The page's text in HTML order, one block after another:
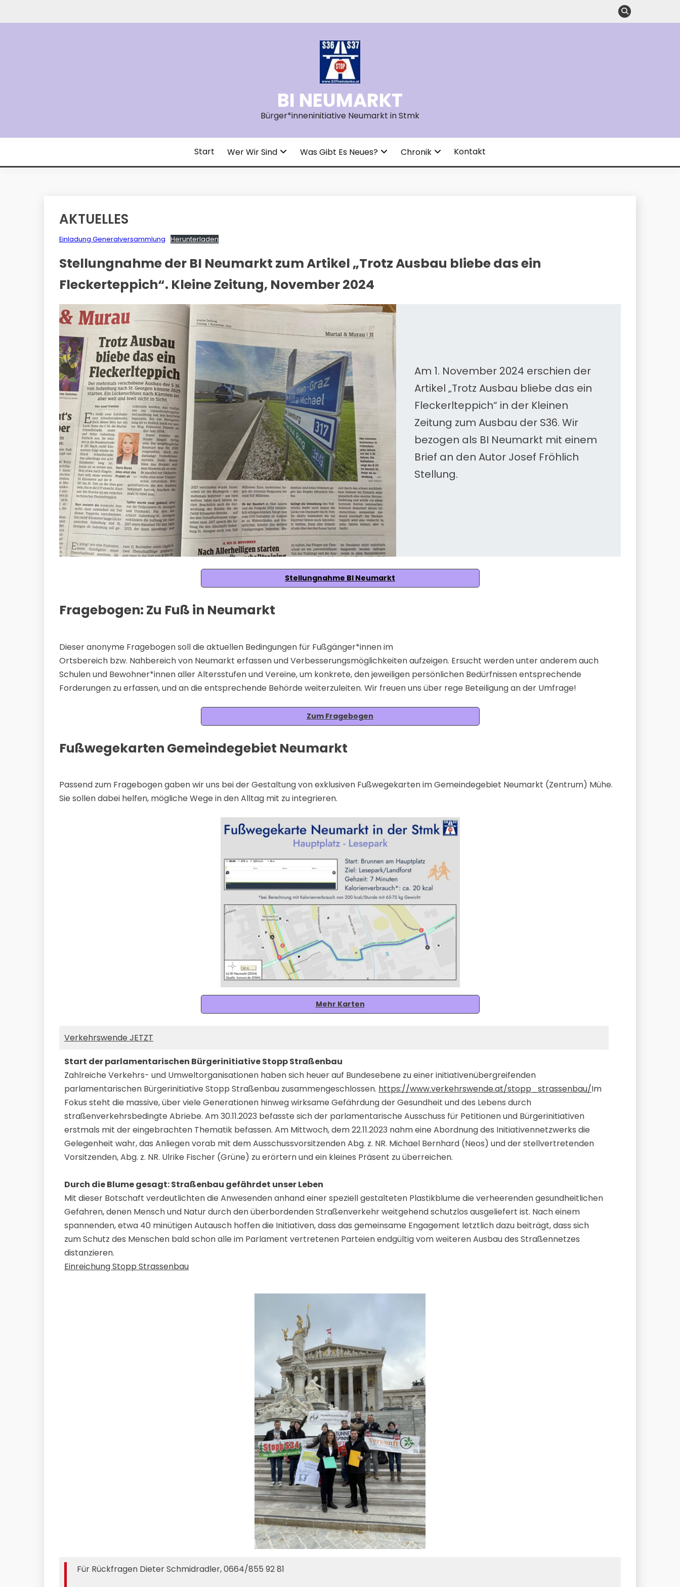
BI NEUMARKT
Bürger*inneninitiative Neumarkt in Stmk
Start Wer Wir Sind Was Gibt Es Neues? Chronik Kontakt
AKTUELLES
Einladung Generalversammlung Herunterladen
Stellungnahme der BI Neumarkt zum Artikel „Trotz Ausbau bliebe das ein
Fleckerteppich“. Kleine Zeitung, November 2024
Am 1. November 2024 erschien der
Artikel „Trotz Ausbau bliebe das ein
Fleckerlteppich“ in der Kleinen
Zeitung zum Ausbau der S36. Wir
bezogen als BI Neumarkt mit einem
Brief an den Autor Josef Fröhlich
Stellung.
Stellungnahme BI Neumarkt
Fragebogen: Zu Fuß in Neumarkt
Dieser anonyme Fragebogen soll die aktuellen Bedingungen für Fußgänger*innen im
Ortsbereich bzw. Nahbereich von Neumarkt erfassen und Verbesserungsmöglichkeiten aufzeigen. Ersucht werden unter anderem auch
Schulen und Bewohner*innen aller Altersstufen und Vereine, um konkrete, den jeweiligen persönlichen Bedürfnissen entsprechende
Forderungen zu erfassen, und an die entsprechende Behörde weiterzuleiten. Wir freuen uns über rege Beteiligung an der Umfrage!
Zum Fragebogen
Fußwegekarten Gemeindegebiet Neumarkt
Passend zum Fragebogen gaben wir uns bei der Gestaltung von exklusiven Fußwegekarten im Gemeindegebiet Neumarkt (Zentrum) Mühe.
Sie sollen dabei helfen, mögliche Wege in den Alltag mit zu integrieren.
Mehr Karten
Verkehrswende JETZT
Start der parlamentarischen Bürgerinitiative Stopp Straßenbau
Zahlreiche Verkehrs- und Umweltorganisationen haben sich heuer auf Bundesebene zu einer initiativenübergreifenden
parlamentarischen Bürgerinitiative Stopp Straßenbau zusammengeschlossen. https://www.verkehrswende.at/stopp_strassenbau/Im
Fokus steht die massive, über viele Generationen hinweg wirksame Gefährdung der Gesundheit und des Lebens durch
straßenverkehrsbedingte Abriebe. Am 30.11.2023 befasste sich der parlamentarische Ausschuss für Petitionen und Bürgerinitiativen
erstmals mit der eingebrachten Thematik befassen. Am Mittwoch, dem 22.11.2023 nahm eine Abordnung des Initiativennetzwerks die
Gelegenheit wahr, das Anliegen vorab mit dem Ausschussvorsitzenden Abg. z. NR. Michael Bernhard (Neos) und der stellvertretenden
Vorsitzenden, Abg. z. NR. Ulrike Fischer (Grüne) zu erörtern und ein kleines Präsent zu überreichen.
Durch die Blume gesagt: Straßenbau gefährdet unser Leben
Mit dieser Botschaft verdeutlichten die Anwesenden anhand einer speziell gestalteten Plastikblume die verheerenden gesundheitlichen
Gefahren, denen Mensch und Natur durch den überbordenden Straßenverkehr weitgehend schutzlos ausgeliefert ist. Nach einem
spannenden, etwa 40 minütigen Autausch hoffen die Initiativen, dass das gemeinsame Engagement letztlich dazu beiträgt, dass sich
zum Schutz des Menschen bald schon alle im Parlament vertretenen Parteien endgültig vom weiteren Ausbau des Straßennetzes
distanzieren.
Einreichung Stopp Strassenbau
Für Rückfragen Dieter Schmidradler, 0664/855 92 81